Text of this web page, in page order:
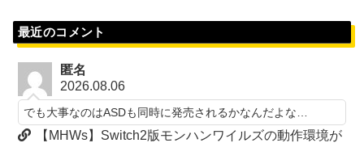
最近のコメント
匿名
2026.08.06
でも大事なのはASDも同時に発売されるかなんだよな…
【MHWs】Switch2版モンハンワイルズの動作環境が